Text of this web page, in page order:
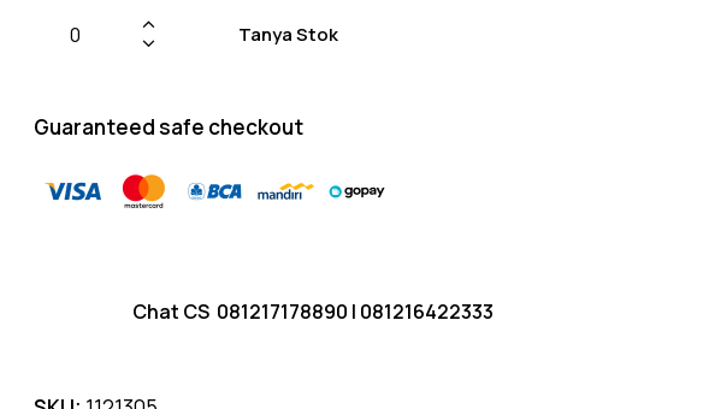
Tanya Stok
Guaranteed safe checkout
Chat CS 081217178890 | 081216422333